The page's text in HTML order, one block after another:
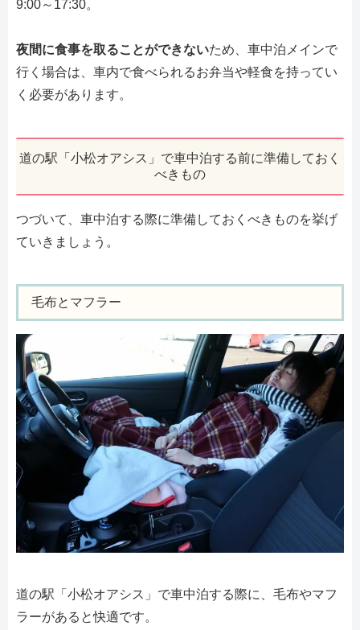
9:00～17:30。
夜間に食事を取ることができないため、車中泊メインで
行く場合は、車内で食べられるお弁当や軽食を持ってい
く必要があります。
道の駅「小松オアシス」で車中泊する前に準備しておく
べきもの
つづいて、車中泊する際に準備しておくべきものを挙げ
ていきましょう。
毛布とマフラー
道の駅「小松オアシス」で車中泊する際に、毛布やマフ
ラーがあると快適です。